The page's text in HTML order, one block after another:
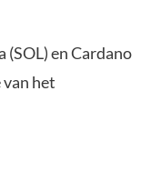
(SOL) en Cardano
het